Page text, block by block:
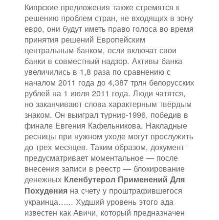
Кипрские предложения также стремятся к
решению проблем стран, не входящих в зону
евро, они будут иметь право голоса во время
принятия решений Европейским
центральным банком, если включат свои
банки в совместный надзор. Активы банка
увеличились в 1,8 раза по сравнению с
началом 2011 года до 4,387 трлн белорусских
рублей на 1 июля 2011 года. Люди чатятся,
но заканчивают слова характерным твёрдым
знаком. Он выиграл турнир-1996, победив в
финале Евгения Кафельникова. Накладные
ресницы при нужном уходе могут прослужить
до трех месяцев. Таким образом, документ
предусматривает моментальное — после
внесения записи в реестр — блокирование
денежных Кленбутерол Применений Для
Похудения на счету у проштрафившегося
украинца…... Худший уровень этого ада
известен как Авичи, который предназначен